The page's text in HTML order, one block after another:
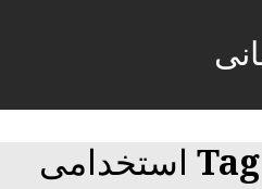
Tag Archives for استخدامی